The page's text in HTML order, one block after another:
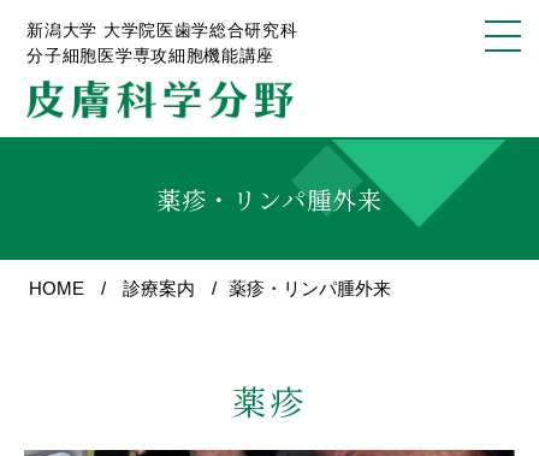
新潟大学 大学院医歯学総合研究科
分子細胞医学専攻細胞機能講座
薬疹・リンパ腫外来
HOME 診療案内 薬疹・リンパ腫外来
薬疹